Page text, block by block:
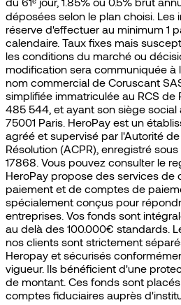
déposées selon le plan choisi. Les
réserve d'effectuer au minimum 1
calendaire. Taux fixes mais
les conditions du marché ou
modification sera communiquée à
nom commercial de Coruscant
simplifiée immatriculée au RCS de
485 544, et ayant son siège social
75001 Paris. HeroPay est un
agréé et supervisé par l'Autorité
Résolution (ACPR), enregistré
17868. Vous pouvez consulter le
HeroPay propose des services de
paiement et de comptes de
spécialement conçus pour
entreprises. Vos fonds sont
au delà des 100.000€ standards.
nos clients sont strictement
Heropay et sécurisés
vigueur. Ils bénéficient d'une
de montant. Ces fonds sont
comptes fiduciaires auprès